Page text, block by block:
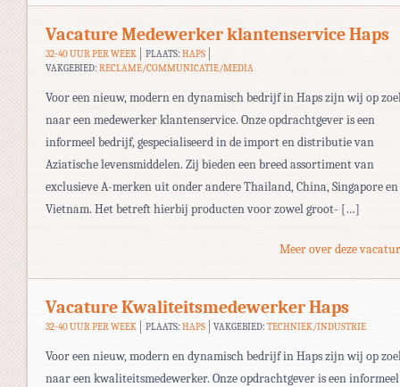
Vacature Medewerker klantenservice Haps
32-40 UUR PER WEEK PLAATS: HAPS
VAKGEBIED: RECLAME/COMMUNICATIE/MEDIA
Voor een nieuw, modern en dynamisch bedrijf in Haps zijn wij op
naar een medewerker klantenservice. Onze opdrachtgever is een
informeel bedrijf, gespecialiseerd in de import en distributie van
Aziatische levensmiddelen. Zij bieden een breed assortiment van
exclusieve A-merken uit onder andere Thailand, China, Singapore en
Vietnam. Het betreft hierbij producten voor zowel groot- […]
Meer over deze
Vacature Kwaliteitsmedewerker Haps
32-40 UUR PER WEEK PLAATS: HAPS VAKGEBIED:TECHNIEK/INDUSTRIE
Voor een nieuw, modern en dynamisch bedrijf in Haps zijn wij op
naar een kwaliteitsmedewerker. Onze opdrachtgever is een informeel